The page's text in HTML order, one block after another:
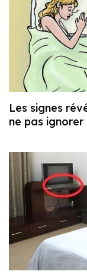
Les signes
ne pas ignorer